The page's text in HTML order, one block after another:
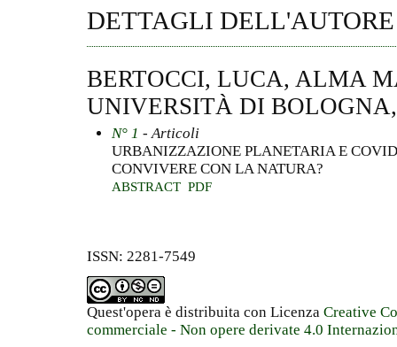
DETTAGLI DELL'AUTORE
BERTOCCI, LUCA, ALMA
UNIVERSITÀ DI
N° 1 - Articoli
URBANIZZAZIONE PLANETARIA E
CONVIVERE CON LA NATURA?
ABSTRACT PDF
ISSN: 2281-7549
Quest'opera è distribuita con Licenza Creative
commerciale - Non opere derivate 4.0